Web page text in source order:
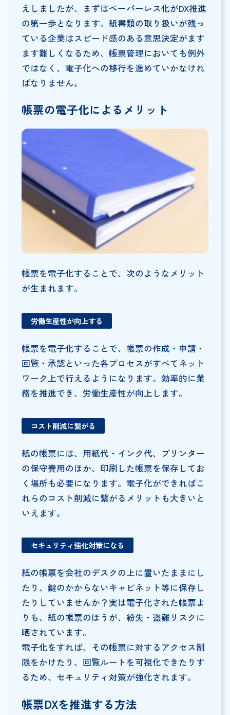
えしましたが、まずはペーパーレス化がDX推進
の第一歩となります。紙書類の取り扱いが残っ
ている企業はスピード感のある意思決定がます
ます難しくなるため、帳票管理においても例外
ではなく、電子化への移行を進めていかなけれ
ばなりません。
帳票の電子化によるメリット
帳票を電子化することで、次のようなメリット
が生まれます。
労働生産性が向上する
帳票を電子化することで、帳票の作成・申請・
回覧・承認といった各プロセスがすべてネット
ワーク上で行えるようになります。効率的に業
務を推進でき、労働生産性が向上します。
コスト削減に繋がる
紙の帳票には、用紙代・インク代、プリンター
の保守費用のほか、印刷した帳票を保存してお
く場所も必要になります。電子化ができればこ
れらのコスト削減に繋がるメリットも大きいと
いえます。
セキュリティ強化対策になる
紙の帳票を会社のデスクの上に置いたままにし
たり、鍵のかからないキャビネット等に保存し
たりしていませんか？実は電子化された帳票よ
りも、紙の帳票のほうが、紛失・盗難リスクに
晒されています。
電子化をすれば、その帳票に対するアクセス制
限をかけたり、回覧ルートを可視化できたりす
るため、セキュリティ対策が強化されます。
帳票DXを推進する方法